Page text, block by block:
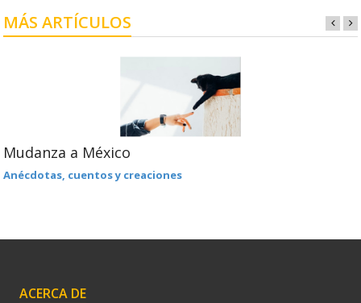
MÁS ARTÍCULOS
Mudanza a México
Anécdotas, cuentos y creaciones
ACERCA DE